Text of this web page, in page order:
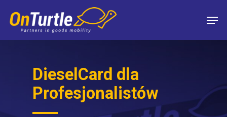
main
content
DieselCard dla
Profesjonalistów